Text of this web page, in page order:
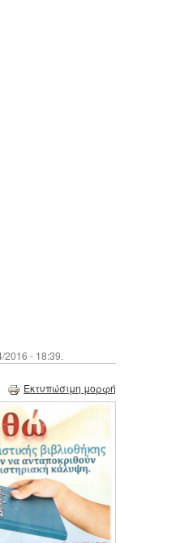
2016 - 18:39.
Εκτυπώσιμη μορφή